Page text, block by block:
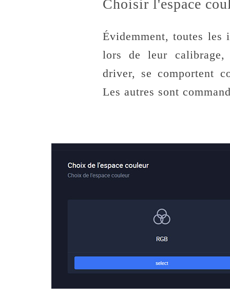
Choisir l'espace
Évidemment, toutes les
lors de leur calibrage,
driver, se comportent
Les autres sont